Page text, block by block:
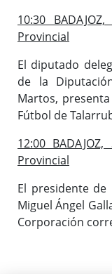
10:30
Provincial
El diputado
de la
Martos,
Fútbol de
12:00
Provincial
El presidente de
Miguel Ángel
Corporación